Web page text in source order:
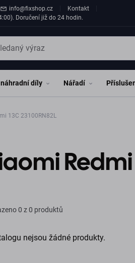
info@fixshop.cz
Kontakt
Doručení již do 24 hodin.
díly Nářadí
13C 23100RN82L
Redmi
0 z 0 produktů
nejsou žádné produkty.